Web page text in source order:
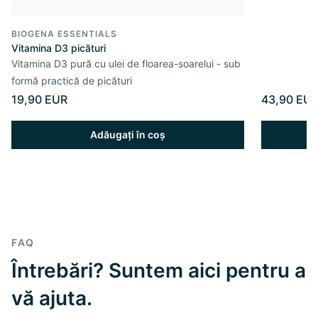
BIOGENA ESSENTIALS
Vitamina D3 picături
Vitamina D3 pură cu ulei de floarea-soarelui - sub
formă practică de picături
19,90 EUR
Adăugați în coș
43,90 EUR
FAQ
Întrebări? Suntem aici pentru a
vă ajuta.